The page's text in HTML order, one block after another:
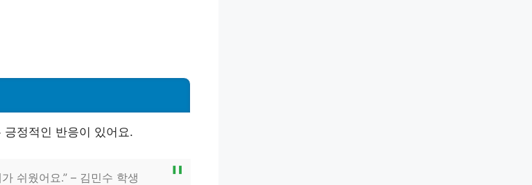
정적인 반응이 있어요.
쉬웠어요.” – 김민수 학생